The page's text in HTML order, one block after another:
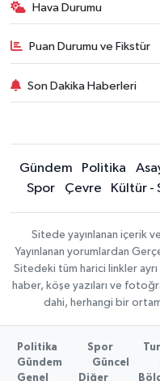
Hava Durumu
Puan Durumu ve Fikstür
Son Dakika Haberleri
Gündem Politika
Spor
Çevre Kültür -
Sitede yayınlanan içerik
Yayınlanan yorumlardan
Sitedeki tüm harici linkler ayrı
haber, köşe yazıları ve
dahi, herhangi bir
Politika Spor
Gündem
Güncel
Genel
Diğer